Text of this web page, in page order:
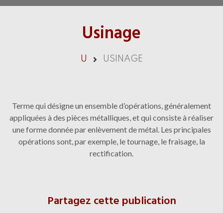
Usinage
U USINAGE
Terme qui désigne un ensemble d’opérations, généralement
appliquées à des pièces métalliques, et qui consiste à réaliser
une forme donnée par enlèvement de métal. Les principales
opérations sont, par exemple, le tournage, le fraisage, la
rectification.
Partagez cette publication